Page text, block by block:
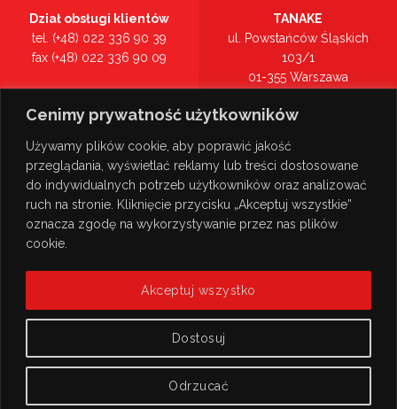
Cenimy prywatność użytkowników
Używamy plików cookie, aby poprawić jakość
przeglądania, wyświetlać reklamy lub treści dostosowane
do indywidualnych potrzeb użytkowników oraz analizować
ruch na stronie. Kliknięcie przycisku „Akceptuj wszystkie”
oznacza zgodę na wykorzystywanie przez nas plików
cookie.
Dostosuj
Odrzucać
Akceptuj wszystko
Dział obsługi klientów
tel. (+48) 022 336 90 39
fax (+48) 022 336 90 09
tel. (+48) 022 336 90 00
TANAKE
ul. Powstańców Śląskich
103/1
01-355 Warszawa
Zobacz na mapie >
© Copyright 2026TANAKE